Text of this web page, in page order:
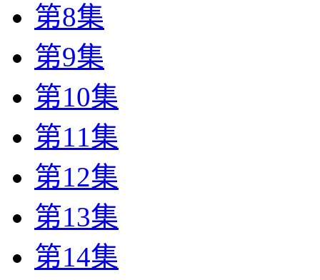
第8集
第9集
第10集
第11集
第12集
第13集
第14集